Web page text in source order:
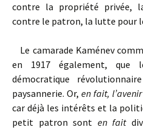
contre la propriété privée,
contre le patron, la lutte pour
Le camarade Kaménev
en 1917 également, que
démocratique
paysannerie. Or, en fait, l’avenir
car déjà les intérêts et la
petit patron sont en fait